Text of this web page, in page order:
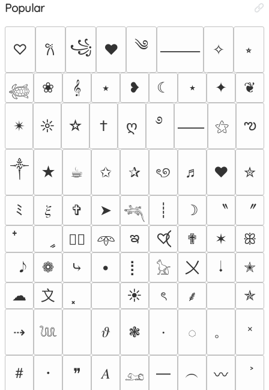
Popular
♡ 𐙚 ꧁ ♥ ༄ ⸻ ✧ ⭒
𓆉 ❀ 𝄞 ⭑ ❥ ☾ ⋆ ✦ ❦
✴︎ ☼ ☆ † ღ ࿔ ⸺ ⚝ ఌ
༒︎ ★ ☕︎ ✩ ✰ ৎ୭ ♬ ❤ ✮
ﾐ 𝜉 ✞ ➤ 𓆈 ┊ ☽ 〝
〞
♡⃕ 𖥸 ఇ ♡⃝ ✟ ✶
ꕥ
❁
⤷ • ⡇ 𓃠 〤 𝆺𝅥
✭
☁
〩 ☀ ৎ ⸙ ✯
⇢ 𓆙 𝜗 ❃ ⸱ ◌ 。 ༝
＃ ・ ❞ 𝐴 𓃭 ― ︵
〰